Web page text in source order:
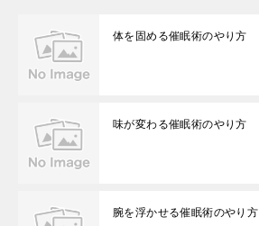
体を固める催眠術のやり方
味が変わる催眠術のやり方
腕を浮かせる催眠術のやり方